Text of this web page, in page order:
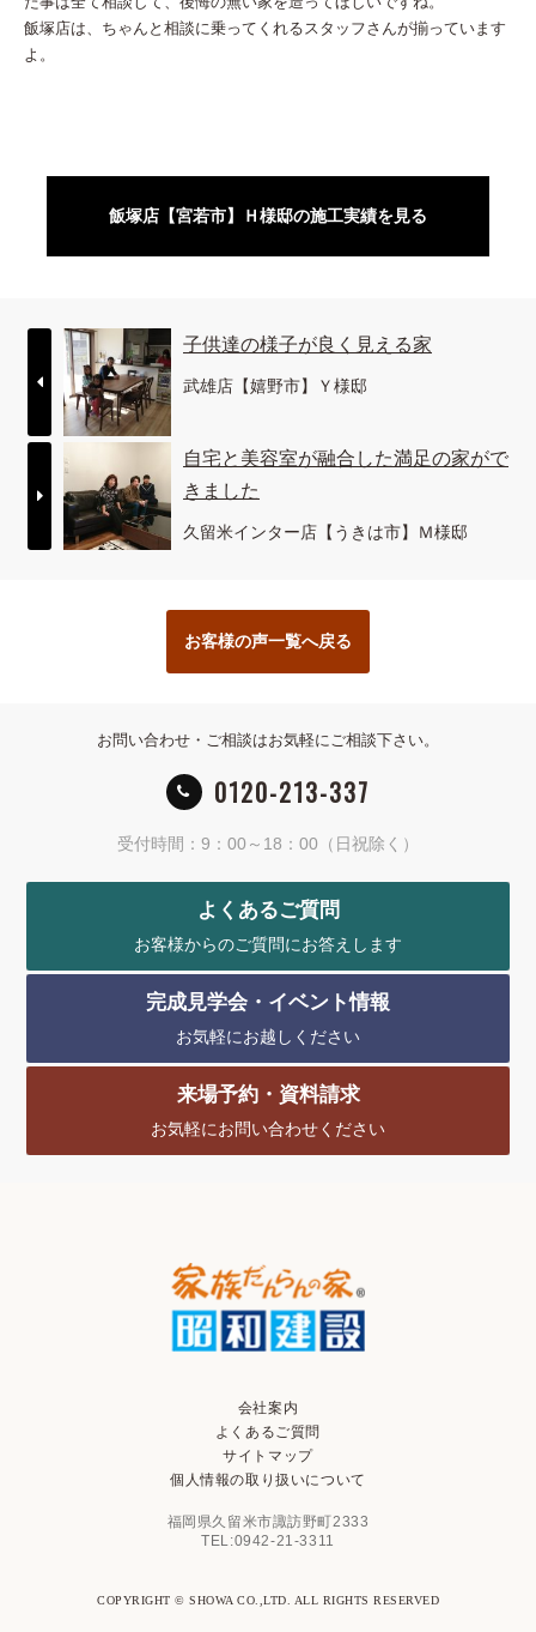
飯塚店は、ちゃんと相談に乗ってくれるスタッフさんが揃っています
よ。
飯塚店【宮若市】Ｈ様邸の施工実績を見る
子供達の様子が良く見える家
武雄店【嬉野市】Ｙ様邸
自宅と美容室が融合した満足の家がで
きました
久留米インター店【うきは市】Ｍ様邸
お客様の声一覧へ戻る
お問い合わせ・ご相談はお気軽にご相談下さい。
0120-213-337
受付時間：9：00～18：00（日祝除く）
よくあるご質問
お客様からのご質問にお答えします
完成見学会・イベント情報
お気軽にお越しください
来場予約・資料請求
お気軽にお問い合わせください
会社案内
よくあるご質問
サイトマップ
個人情報の取り扱いについて
福岡県久留米市諏訪野町2333
TEL:0942-21-3311
COPYRIGHT © SHOWA CO.,LTD. ALL RIGHTS RESERVED